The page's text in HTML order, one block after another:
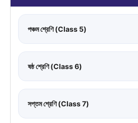
পঞ্চম শ্রেণি (Class 5)
ষষ্ঠ শ্রেণি (Class 6)
সপ্তম শ্রেণি (Class 7)